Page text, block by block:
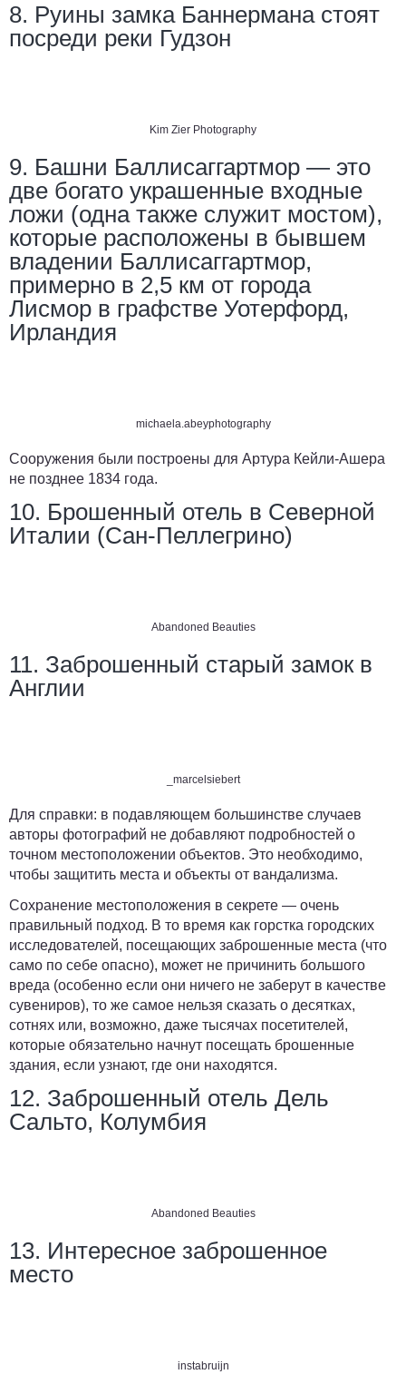
8. Руины замка Баннермана стоят
посреди реки Гудзон
Kim Zier Photography
9. Башни Баллисаггартмор — это
две богато украшенные входные
ложи (одна также служит мостом),
которые расположены в бывшем
владении Баллисаггартмор,
примерно в 2,5 км от города
Лисмор в графстве Уотерфорд,
Ирландия
michaela.abeyphotography
Сооружения были построены для Артура Кейли-Ашера
не позднее 1834 года.
10. Брошенный отель в Северной
Италии (Сан-Пеллегрино)
Abandoned Beauties
11. Заброшенный старый замок в
Англии
_marcelsiebert
Для справки: в подавляющем большинстве случаев
авторы фотографий не добавляют подробностей о
точном местоположении объектов. Это необходимо,
чтобы защитить места и объекты от вандализма.
Сохранение местоположения в секрете — очень
правильный подход. В то время как горстка городских
исследователей, посещающих заброшенные места (что
само по себе опасно), может не причинить большого
вреда (особенно если они ничего не заберут в качестве
сувениров), то же самое нельзя сказать о десятках,
сотнях или, возможно, даже тысячах посетителей,
которые обязательно начнут посещать брошенные
здания, если узнают, где они находятся.
12. Заброшенный отель Дель
Сальто, Колумбия
Abandoned Beauties
13. Интересное заброшенное
место
instabruijn